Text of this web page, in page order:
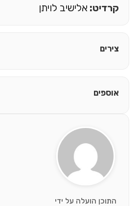
התוכן הועלה על ידי
קרדיט: אלישיב לויתן
צירים
אוספים